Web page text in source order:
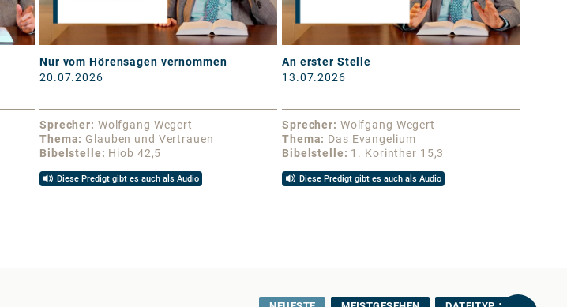
Nur vom Hörensagen vernommen
20.07.2026
Sprecher
Wolfgang Wegert
Thema
Glauben und Vertrauen
Bibelstelle
Hiob 42,5
Diese Predigt gibt es auch als Audio
An erster Stelle
13.07.2026
Sprecher
Wolfgang Wegert
Thema
Das Evangelium
Bibelstelle
1. Korinther 15,3
Diese Predigt gibt es auch als Audio